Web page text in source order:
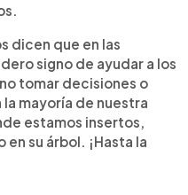
dicen que en las
signo de ayudar a los
tomar decisiones o
mayoría de nuestra
estamos insertos,
su árbol. ¡Hasta la